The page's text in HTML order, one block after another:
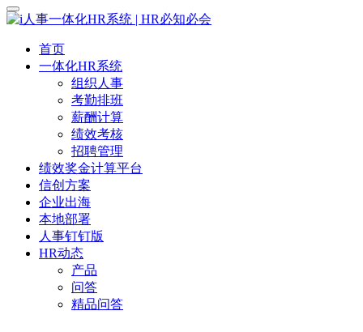
首页
一体化HR系统
组织人事
考勤排班
薪酬计算
绩效考核
招聘管理
绩效奖金计算平台
信创方案
企业出海
本地部署
人事钉钉版
HR动态
产品
问答
精品问答